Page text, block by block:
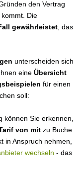
den Vertrag
Die
gewährleistet , das
unterscheiden sich
eine Übersicht
für einen
soll:
können Sie erkennen,
von mit zu Buche
in Anspruch nehmen,
wechseln - das